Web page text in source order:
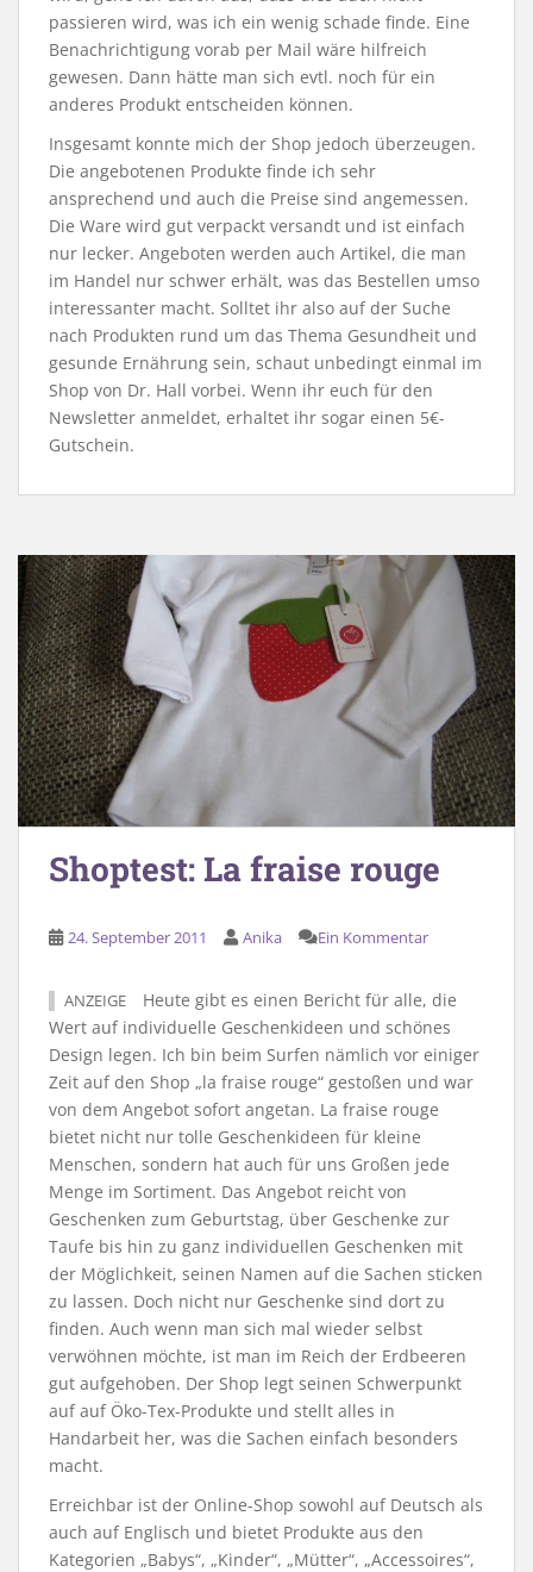
passieren wird, was ich ein wenig schade finde. Eine
Benachrichtigung vorab per Mail wäre hilfreich
gewesen. Dann hätte man sich evtl. noch für ein
anderes Produkt entscheiden können.
Insgesamt konnte mich der Shop jedoch überzeugen.
Die angebotenen Produkte finde ich sehr
ansprechend und auch die Preise sind angemessen.
Die Ware wird gut verpackt versandt und ist einfach
nur lecker. Angeboten werden auch Artikel, die man
im Handel nur schwer erhält, was das Bestellen umso
interessanter macht. Solltet ihr also auf der Suche
nach Produkten rund um das Thema Gesundheit und
gesunde Ernährung sein, schaut unbedingt einmal im
Shop von Dr. Hall vorbei. Wenn ihr euch für den
Newsletter anmeldet, erhaltet ihr sogar einen 5€-
Gutschein.
Shoptest: La fraise rouge
24. September 2011 Anika Ein Kommentar
ANZEIGE
Heute gibt es einen Bericht für alle, die
Wert auf individuelle Geschenkideen und schönes
Design legen. Ich bin beim Surfen nämlich vor einiger
Zeit auf den Shop „la fraise rouge“ gestoßen und war
von dem Angebot sofort angetan. La fraise rouge
bietet nicht nur tolle Geschenkideen für kleine
Menschen, sondern hat auch für uns Großen jede
Menge im Sortiment. Das Angebot reicht von
Geschenken zum Geburtstag, über Geschenke zur
Taufe bis hin zu ganz individuellen Geschenken mit
der Möglichkeit, seinen Namen auf die Sachen sticken
zu lassen. Doch nicht nur Geschenke sind dort zu
finden. Auch wenn man sich mal wieder selbst
verwöhnen möchte, ist man im Reich der Erdbeeren
gut aufgehoben. Der Shop legt seinen Schwerpunkt
auf auf Öko-Tex-Produkte und stellt alles in
Handarbeit her, was die Sachen einfach besonders
macht.
Erreichbar ist der Online-Shop sowohl auf Deutsch als
auch auf Englisch und bietet Produkte aus den
Kategorien „Babys“, „Kinder“, „Mütter“, „Accessoires“,